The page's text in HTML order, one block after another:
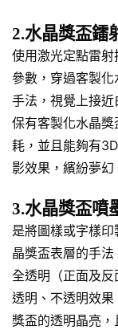
2.水晶獎盃鐳
使用激光定點雷
參數，穿過客製
手法，視覺上接
保有客製化水晶
耗，並且能夠有
影效果，繽紛夢幻
3.水晶獎盃噴
是將圖樣或字樣
晶獎盃表層的手法
全透明（正面及
透明、不透明效
獎盃的透明晶亮